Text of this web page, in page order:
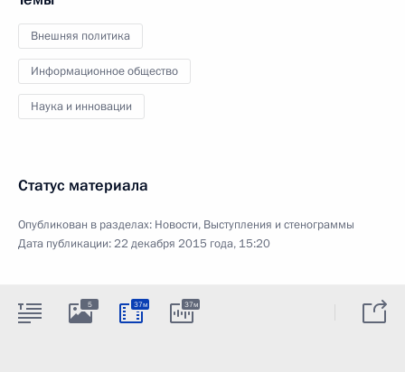
Внешняя политика
Информационное общество
Наука и инновации
Статус материала
Опубликован в разделах: Новости, Выступления и стенограммы
Дата публикации:22 декабря 2015 года, 15:20
5 37м 37м